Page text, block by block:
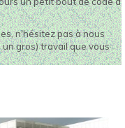
n'hésitez pas à nous
gros) travail que vous